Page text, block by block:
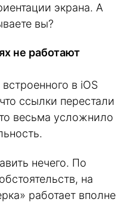
экрана. А
вы?
не работают
в iOS
ссылки перестали
весьма усложнило
нечего. По
на
работает вполне